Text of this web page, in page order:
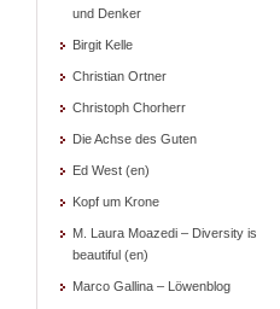
und Denker
Birgit Kelle
Christian Ortner
Christoph Chorherr
Die Achse des Guten
Ed West (en)
Kopf um Krone
M. Laura Moazedi – Diversity is
beautiful (en)
Marco Gallina – Löwenblog